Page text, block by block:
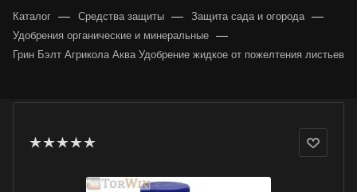
Каталог — Средства защиты — Защита сада и огорода —
Удобрения органические и минеральные —
Грин Бэлт Агрикола Аква Удобрение жидкое от пожелтения листьев